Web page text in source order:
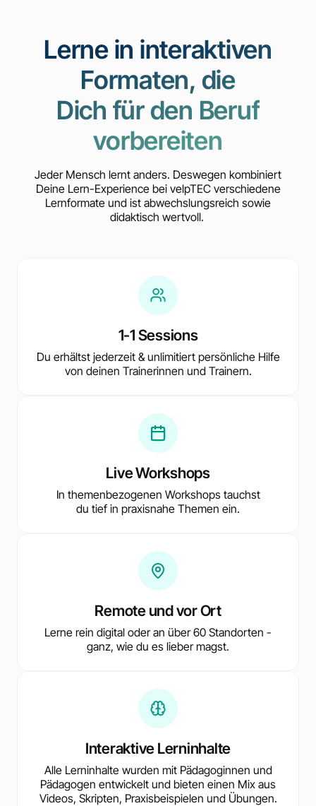
Lerne in interaktiven
Formaten, die
Dich für den Beruf
vorbereiten
Jeder Mensch lernt anders. Deswegen kombiniert
Deine Lern-Experience bei velpTEC verschiedene
Lernformate und ist abwechslungsreich sowie
didaktisch wertvoll.
1-1 Sessions
Du erhältst jederzeit & unlimitiert persönliche Hilfe
von deinen Trainerinnen und Trainern.
Live Workshops
In themenbezogenen Workshops tauchst
du tief in praxisnahe Themen ein.
Remote und vor Ort
Lerne rein digital oder an über 60 Standorten -
ganz, wie du es lieber magst.
Interaktive Lerninhalte
Alle Lerninhalte wurden mit Pädagoginnen und
Pädagogen entwickelt und bieten einen Mix aus
Videos, Skripten, Praxisbeispielen und Übungen.